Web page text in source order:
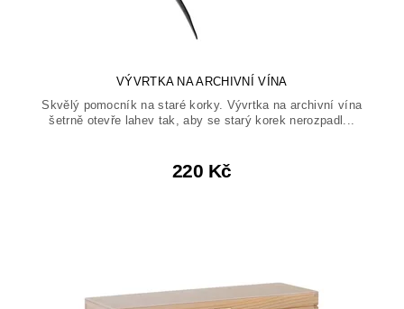
VÝVRTKA NA ARCHIVNÍ VÍNA
Skvělý pomocník na staré korky. Vývrtka na archivní vína
šetrně otevře lahev tak, aby se starý korek nerozpadl...
220 Kč